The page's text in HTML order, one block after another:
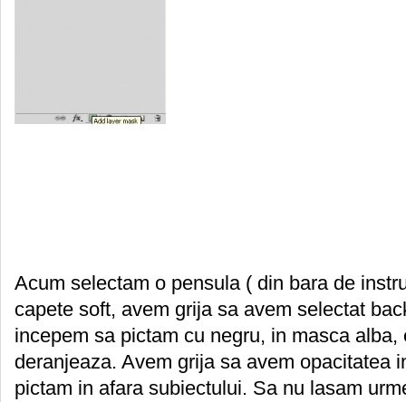
Acum selectam o pensula ( din bara de
capete soft, avem grija sa avem selectat
incepem sa pictam cu negru, in masca
deranjeaza. Avem grija sa avem opacitatea
pictam in afara subiectului. Sa nu lasam